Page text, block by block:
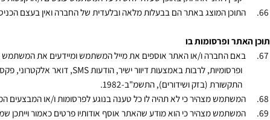
באתר לרבות תמונות, עיצוב האתר, לוגו, ממשק, מבנה האתר, תוכנות,
להפיץ או לעשות שימוש מסחרי או אחר כלשהו, בתוכן האתר או כל חלק
רוחני אחרות, באופן שעלול להשית על המשתמש עונשים ו/או קנסות פלילים
המוצג באתר הם בבעלות מלאה ובלעדית של החברה ואין בעצם הכניסה לאתר
ופרסומות בו